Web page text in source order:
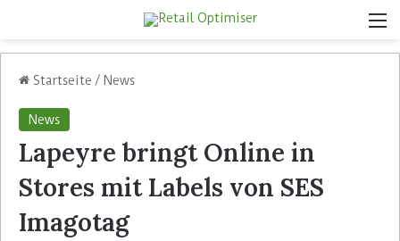
Startseite / News
News
Lapeyre bringt Online in
Stores mit Labels von SES
Imagotag